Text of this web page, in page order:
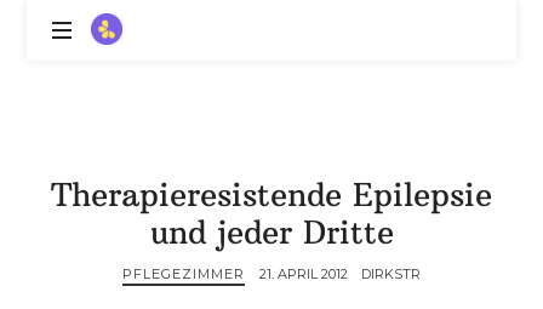
ZitronenBitter
mit
Lebenslimitierung
Therapieresistende Epilepsie
und jeder Dritte
PFLEGEZIMMER 21. APRIL 2012 DIRKSTR